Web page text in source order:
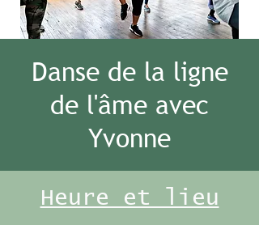
Danse de la ligne
de l'âme avec
Yvonne
Heure et lieu